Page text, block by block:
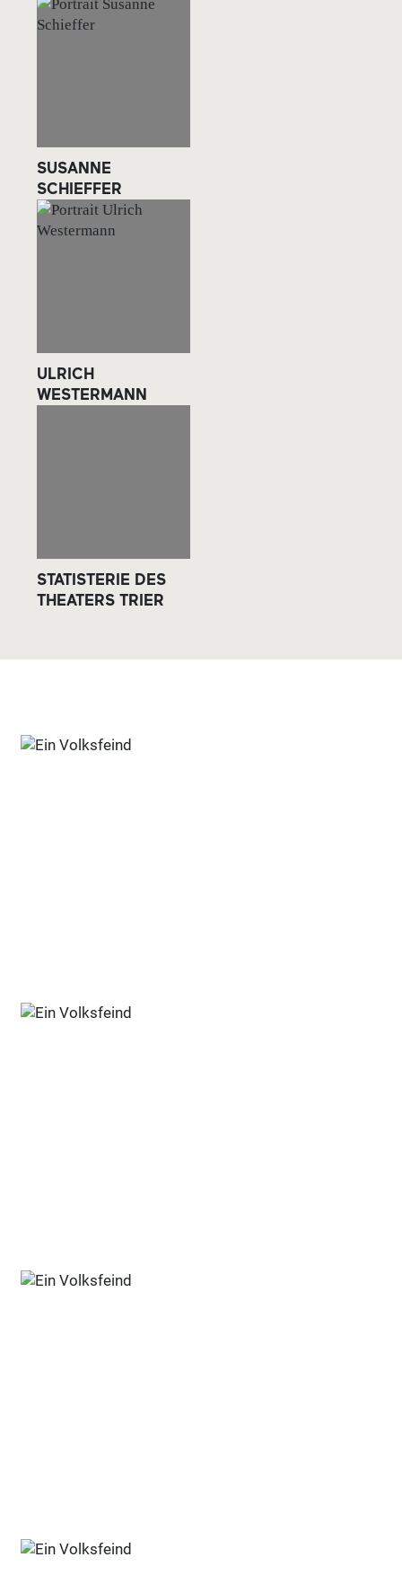
SUSANNE
SCHIEFFER
ULRICH
WESTERMANN
STATISTERIE DES
THEATERS TRIER